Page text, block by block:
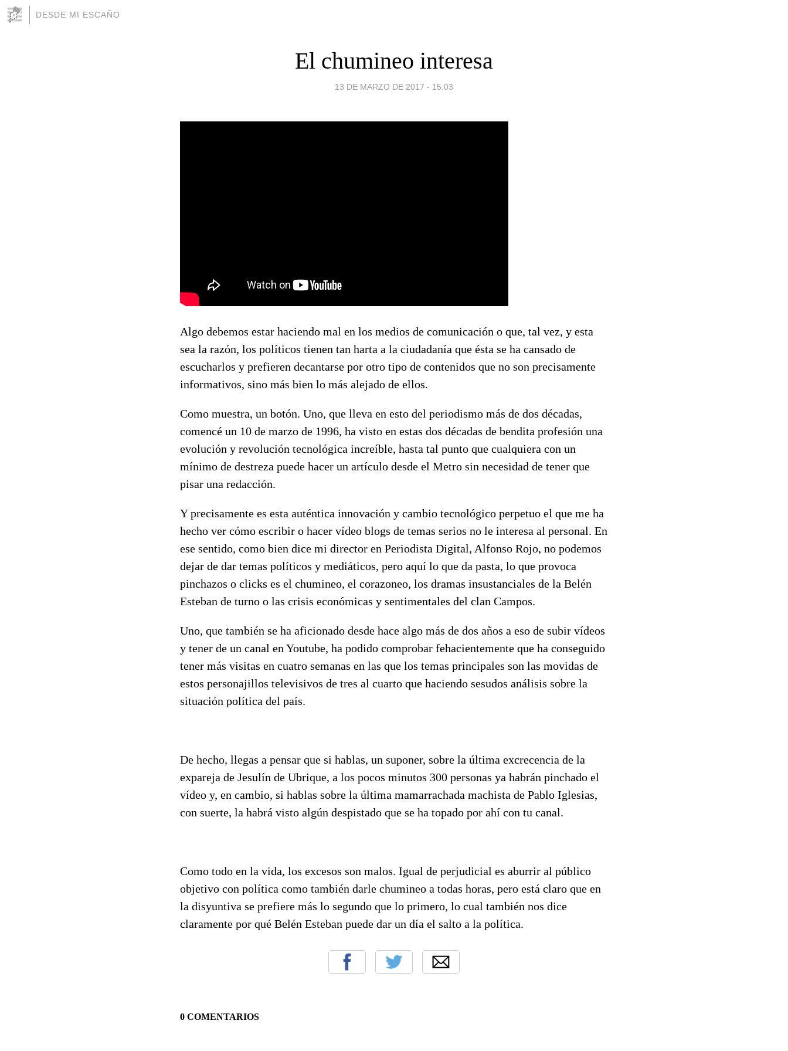
DESDE MI ESCAÑO
El chumineo interesa
13 DE MARZO DE 2017 - 15:03
Algo debemos estar haciendo mal en los medios de comunicación o que, tal vez, y esta
sea la razón, los políticos tienen tan harta a la ciudadanía que ésta se ha cansado de
escucharlos y prefieren decantarse por otro tipo de contenidos que no son precisamente
informativos, sino más bien lo más alejado de ellos.
Como muestra, un botón. Uno, que lleva en esto del periodismo más de dos décadas,
comencé un 10 de marzo de 1996, ha visto en estas dos décadas de bendita profesión una
evolución y revolución tecnológica increíble, hasta tal punto que cualquiera con un
mínimo de destreza puede hacer un artículo desde el Metro sin necesidad de tener que
pisar una redacción.
Y precisamente es esta auténtica innovación y cambio tecnológico perpetuo el que me ha
hecho ver cómo escribir o hacer vídeo blogs de temas serios no le interesa al personal. En
ese sentido, como bien dice mi director en Periodista Digital, Alfonso Rojo, no podemos
dejar de dar temas políticos y mediáticos, pero aquí lo que da pasta, lo que provoca
pinchazos o clicks es el chumineo, el corazoneo, los dramas insustanciales de la Belén
Esteban de turno o las crisis económicas y sentimentales del clan Campos.
Uno, que también se ha aficionado desde hace algo más de dos años a eso de subir vídeos
y tener de un canal en Youtube, ha podido comprobar fehacientemente que ha conseguido
tener más visitas en cuatro semanas en las que los temas principales son las movidas de
estos personajillos televisivos de tres al cuarto que haciendo sesudos análisis sobre la
situación política del país.
De hecho, llegas a pensar que si hablas, un suponer, sobre la última excrecencia de la
expareja de Jesulín de Ubrique, a los pocos minutos 300 personas ya habrán pinchado el
vídeo y, en cambio, si hablas sobre la última mamarrachada machista de Pablo Iglesias,
con suerte, la habrá visto algún despistado que se ha topado por ahí con tu canal.
Como todo en la vida, los excesos son malos. Igual de perjudicial es aburrir al público
objetivo con política como también darle chumineo a todas horas, pero está claro que en
la disyuntiva se prefiere más lo segundo que lo primero, lo cual también nos dice
claramente por qué Belén Esteban puede dar un día el salto a la política.
0 COMENTARIOS